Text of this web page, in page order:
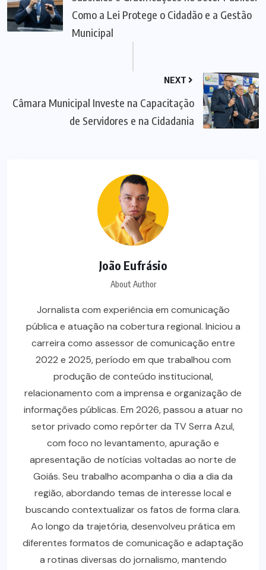
Como a Lei Protege o Cidadão e a Gestão
Municipal
NEXT
Câmara Municipal Investe na Capacitação
de Servidores e na Cidadania
João Eufrásio
About Author
Jornalista com experiência em comunicação
pública e atuação na cobertura regional. Iniciou a
carreira como assessor de comunicação entre
2022 e 2025, período em que trabalhou com
produção de conteúdo institucional,
relacionamento com a imprensa e organização de
informações públicas. Em 2026, passou a atuar no
setor privado como repórter da TV Serra Azul,
com foco no levantamento, apuração e
apresentação de notícias voltadas ao norte de
Goiás. Seu trabalho acompanha o dia a dia da
região, abordando temas de interesse local e
buscando contextualizar os fatos de forma clara.
Ao longo da trajetória, desenvolveu prática em
diferentes formatos de comunicação e adaptação
a rotinas diversas do jornalismo, mantendo